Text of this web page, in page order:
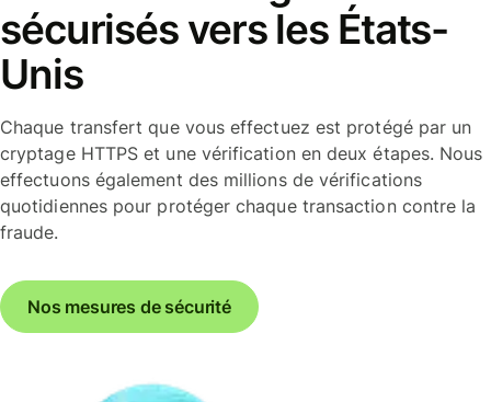
sécurisés vers les États-
Unis
Chaque transfert que vous effectuez est protégé par un
cryptage HTTPS et une vérification en deux étapes. Nous
effectuons également des millions de vérifications
quotidiennes pour protéger chaque transaction contre la
fraude.
Nos mesures de sécurité